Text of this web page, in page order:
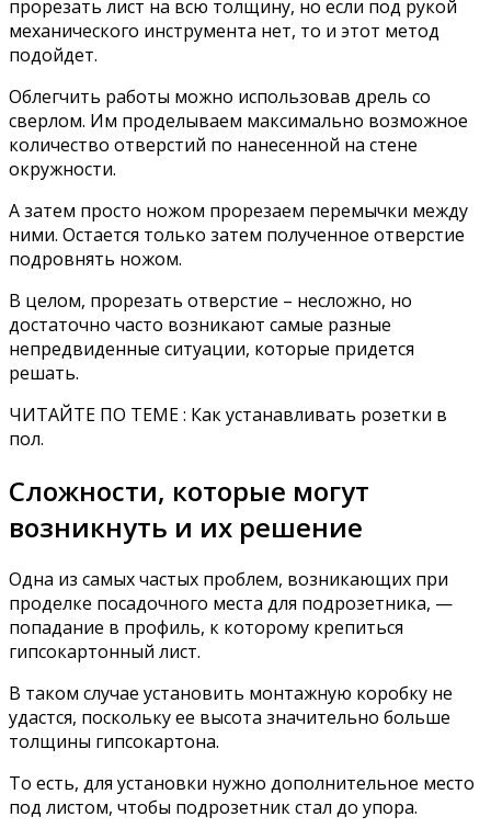
прорезать лист на всю толщину, но если под рукой
механического инструмента нет, то и этот метод
подойдет.
Облегчить работы можно использовав дрель со
сверлом. Им проделываем максимально возможное
количество отверстий по нанесенной на стене
окружности.
А затем просто ножом прорезаем перемычки между
ними. Остается только затем полученное отверстие
подровнять ножом.
В целом, прорезать отверстие – несложно, но
достаточно часто возникают самые разные
непредвиденные ситуации, которые придется
решать.
ЧИТАЙТЕ ПО ТЕМЕ : Как устанавливать розетки в
пол.
Сложности, которые могут
возникнуть и их решение
Одна из самых частых проблем, возникающих при
проделке посадочного места для подрозетника, —
попадание в профиль, к которому крепиться
гипсокартонный лист.
В таком случае установить монтажную коробку не
удастся, поскольку ее высота значительно больше
толщины гипсокартона.
То есть, для установки нужно дополнительное место
под листом, чтобы подрозетник стал до упора.